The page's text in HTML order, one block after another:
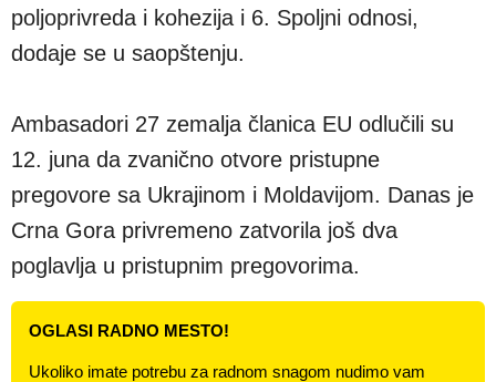
poljoprivreda i kohezija i 6. Spoljni odnosi,
dodaje se u saopštenju.
Ambasadori 27 zemalja članica EU odlučili su
12. juna da zvanično otvore pristupne
pregovore sa Ukrajinom i Moldavijom. Danas je
Crna Gora privremeno zatvorila još dva
poglavlja u pristupnim pregovorima.
OGLASI RADNO MESTO!
Ukoliko imate potrebu za radnom snagom nudimo vam